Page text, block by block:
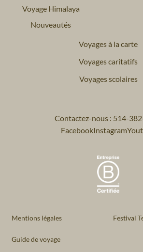
Voyage Himalaya
Nouveautés
Voyages à la carte
Voyages caritatifs
Voyages scolaires
Contactez-nous : 514-
FacebookInstagram
Mentions légales Festival
Guide de voyage